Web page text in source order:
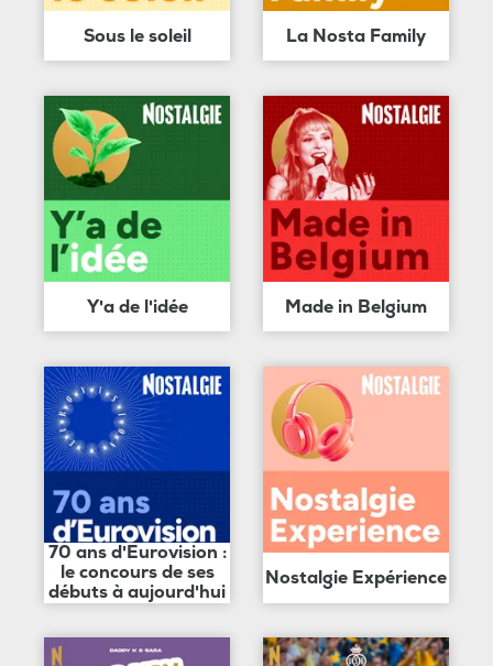
Sous le soleil La Nosta Family
Y'a de l'idée Made in Belgium
70 ans d'Eurovision :
le concours de ses
débuts à aujourd'hui
Nostalgie Expérience